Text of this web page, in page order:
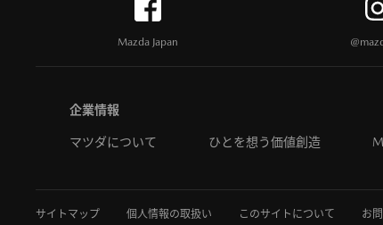
Mazda Japan
企業情報
マツダについて ひとを想う価値創造
サイトマップ 個人情報の取扱い このサイトについて お